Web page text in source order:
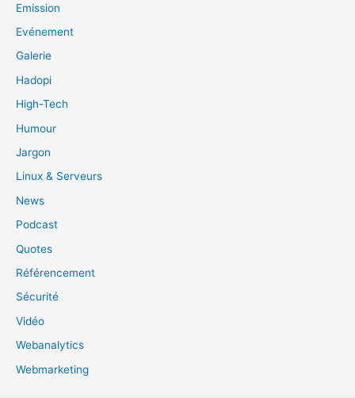
Emission
Evénement
Galerie
Hadopi
High-Tech
Humour
Jargon
Linux & Serveurs
News
Podcast
Quotes
Référencement
Sécurité
Vidéo
Webanalytics
Webmarketing